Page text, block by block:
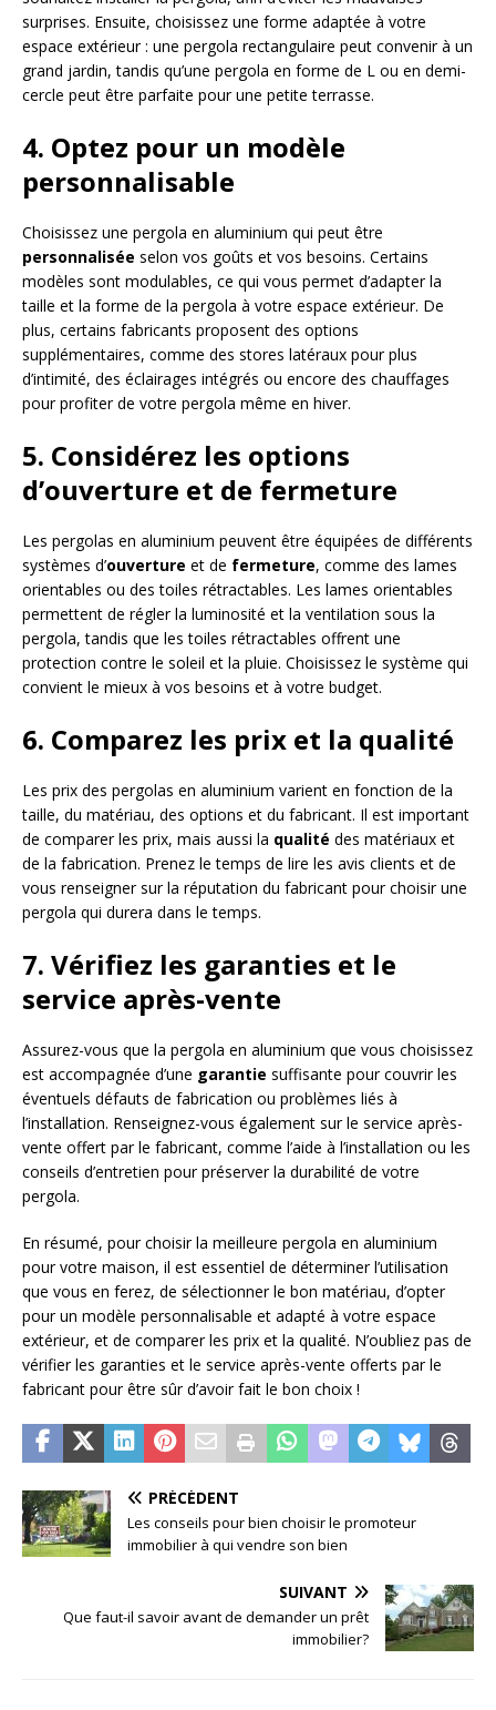
surprises. Ensuite, choisissez une forme adaptée à votre
espace extérieur : une pergola rectangulaire peut convenir à un
grand jardin, tandis qu’une pergola en forme de L ou en demi-
cercle peut être parfaite pour une petite terrasse.
4. Optez pour un modèle
personnalisable
Choisissez une pergola en aluminium qui peut être
personnalisée selon vos goûts et vos besoins. Certains
modèles sont modulables, ce qui vous permet d’adapter la
taille et la forme de la pergola à votre espace extérieur. De
plus, certains fabricants proposent des options
supplémentaires, comme des stores latéraux pour plus
d’intimité, des éclairages intégrés ou encore des chauffages
pour profiter de votre pergola même en hiver.
5. Considérez les options
d’ouverture et de fermeture
Les pergolas en aluminium peuvent être équipées de différents
systèmes d’ouverture et de fermeture, comme des lames
orientables ou des toiles rétractables. Les lames orientables
permettent de régler la luminosité et la ventilation sous la
pergola, tandis que les toiles rétractables offrent une
protection contre le soleil et la pluie. Choisissez le système qui
convient le mieux à vos besoins et à votre budget.
6. Comparez les prix et la qualité
Les prix des pergolas en aluminium varient en fonction de la
taille, du matériau, des options et du fabricant. Il est important
de comparer les prix, mais aussi la qualité des matériaux et
de la fabrication. Prenez le temps de lire les avis clients et de
vous renseigner sur la réputation du fabricant pour choisir une
pergola qui durera dans le temps.
7. Vérifiez les garanties et le
service après-vente
Assurez-vous que la pergola en aluminium que vous choisissez
est accompagnée d’une garantie suffisante pour couvrir les
éventuels défauts de fabrication ou problèmes liés à
l’installation. Renseignez-vous également sur le service après-
vente offert par le fabricant, comme l’aide à l’installation ou les
conseils d’entretien pour préserver la durabilité de votre
pergola.
En résumé, pour choisir la meilleure pergola en aluminium
pour votre maison, il est essentiel de déterminer l’utilisation
que vous en ferez, de sélectionner le bon matériau, d’opter
pour un modèle personnalisable et adapté à votre espace
extérieur, et de comparer les prix et la qualité. N’oubliez pas de
vérifier les garanties et le service après-vente offerts par le
fabricant pour être sûr d’avoir fait le bon choix !
PRÉCÉDENT
Les conseils pour bien choisir le promoteur
immobilier à qui vendre son bien
SUIVANT
Que faut-il savoir avant de demander un prêt
immobilier?